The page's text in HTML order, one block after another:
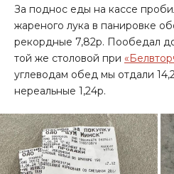
За поднос еды на кассе
жареного лука в панировке
рекордные 7,82р. Пообедал
той же столовой при
углеводам обед мы отдали
нереальные 1,24р.